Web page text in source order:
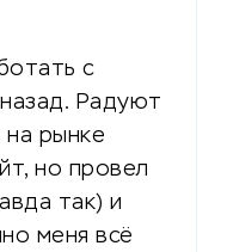
с
Радуют
на рынке
но провел
так) и
меня всё